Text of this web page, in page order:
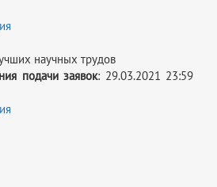
научных трудов
подачи заявок: 29.03.2021 23:59